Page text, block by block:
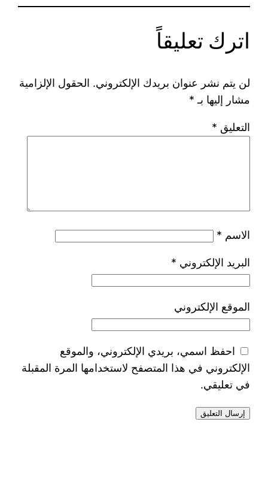
اترك تعليقاً
لن يتم نشر عنوان بريدك الإلكتروني. الحقول الإلزامية
مشار إليها بـ *
التعليق *
الاسم *
البريد الإلكتروني *
الموقع الإلكتروني
احفظ اسمي، بريدي الإلكتروني، والموقع
الإلكتروني في هذا المتصفح لاستخدامها المرة المقبلة
في تعليقي.